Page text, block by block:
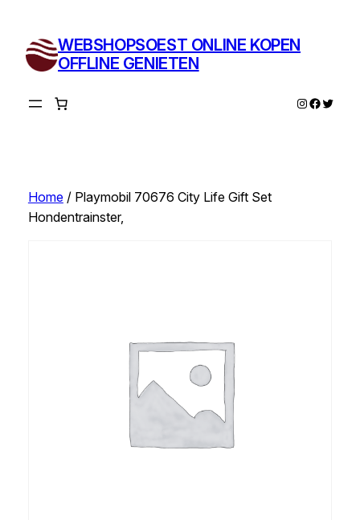
inhoud
WEBSHOPSOEST ONLINE KOPEN
OFFLINE GENIETEN
Instagram
Twitter
Home/ Playmobil 70676 City Life Gift Set
Hondentrainster,